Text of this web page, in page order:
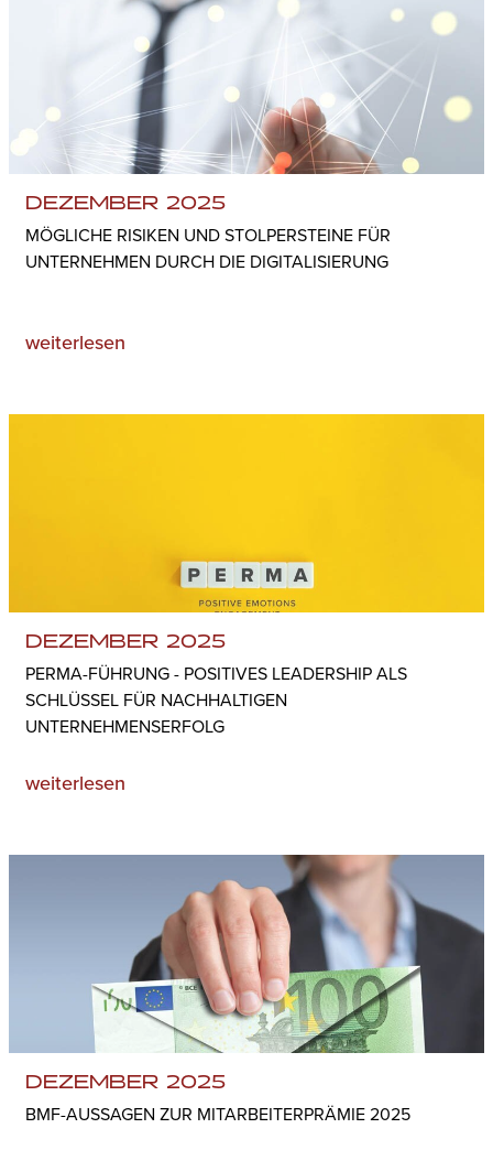
DEZEMBER 2025
MÖGLICHE RISIKEN UND STOLPERSTEINE FÜR
UNTERNEHMEN DURCH DIE DIGITALISIERUNG
weiterlesen
DEZEMBER 2025
PERMA-FÜHRUNG - POSITIVES LEADERSHIP ALS
SCHLÜSSEL FÜR NACHHALTIGEN
UNTERNEHMENSERFOLG
weiterlesen
DEZEMBER 2025
BMF-AUSSAGEN ZUR MITARBEITER­PRÄMIE 2025